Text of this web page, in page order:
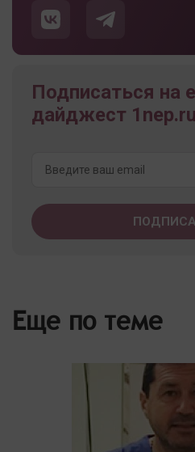
Подписаться на
дайджест 1nep.ru
Еще по теме